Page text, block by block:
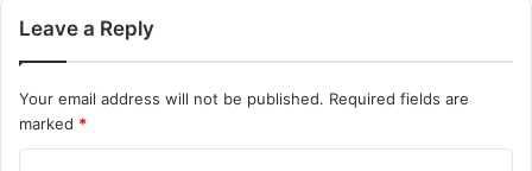
Leave a Reply
Your email address will not be published. Required fields are
marked *